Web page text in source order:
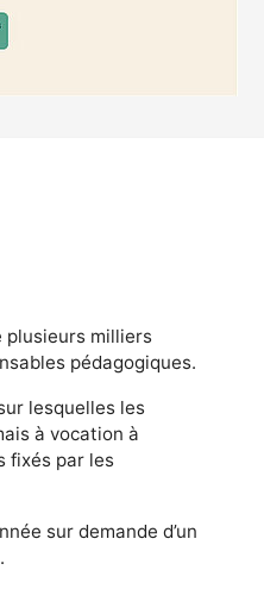
plusieurs milliers
pédagogiques.
lesquelles les
à vocation à
fixés par les
sur demande d’un